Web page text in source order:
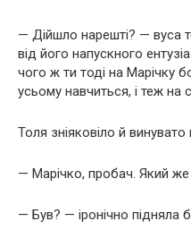
— Дійшло нарешті? — вуса
від його напускного
чого ж ти тоді на Марічку
усьому навчиться, і теж на
Толя зніяковіло й
— Марічко, пробач. Який
— Був? — іронічно підняла